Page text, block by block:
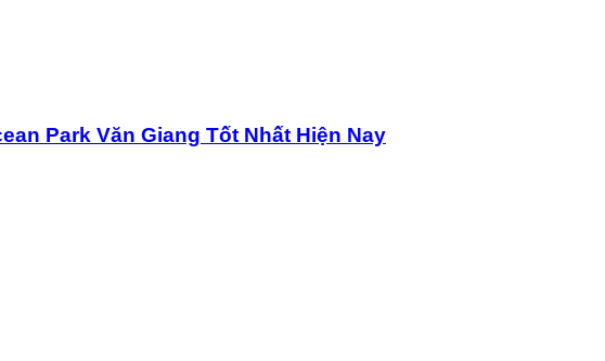
Park Văn Giang Tốt Nhất Hiện Nay